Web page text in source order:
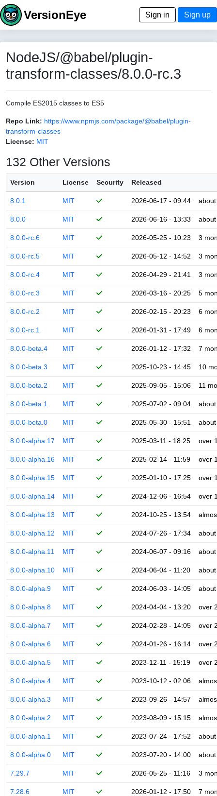
VersionEye Sign in Sign up
NodeJS/@babel/plugin-
transform-classes/8.0.0-rc.3
Compile ES2015 classes to ES5
Repo Link: https://www.npmjs.com/package/@babel/plugin-
transform-classes
License: MIT
132 Other Versions
Version License Security Released
8.0.1 MIT 2026-06-17 - 09:44
8.0.0 MIT 2026-06-16 - 13:33
8.0.0-rc.6 MIT 2026-05-25 - 10:23 3
8.0.0-rc.5 MIT 2026-05-12 - 14:52 3
8.0.0-rc.4 MIT 2026-04-29 - 21:41 3
8.0.0-rc.3 MIT 2026-03-16 - 20:25 5
8.0.0-rc.2 MIT 2026-02-15 - 20:23 6
8.0.0-rc.1 MIT 2026-01-31 - 17:49 6
8.0.0-beta.4 MIT 2026-01-12 - 17:32 7
8.0.0-beta.3 MIT 2025-10-23 - 14:45 10
8.0.0-beta.2 MIT 2025-09-05 - 15:06 11
8.0.0-beta.1 MIT 2025-07-02 - 09:04
8.0.0-beta.0 MIT 2025-05-30 - 15:51
8.0.0-alpha.17 MIT 2025-03-11 - 18:25 over
8.0.0-alpha.16 MIT 2025-02-14 - 11:59 over
8.0.0-alpha.15 MIT 2025-01-10 - 17:25 over
8.0.0-alpha.14 MIT 2024-12-06 - 16:54 over
8.0.0-alpha.13 MIT 2024-10-25 - 13:54
8.0.0-alpha.12 MIT 2024-07-26 - 17:34
8.0.0-alpha.11 MIT 2024-06-07 - 09:16
8.0.0-alpha.10 MIT 2024-06-04 - 11:20
8.0.0-alpha.9 MIT 2024-06-03 - 14:05
8.0.0-alpha.8 MIT 2024-04-04 - 13:20 over
8.0.0-alpha.7 MIT 2024-02-28 - 14:05 over
8.0.0-alpha.6 MIT 2024-01-26 - 16:14 over
8.0.0-alpha.5 MIT 2023-12-11 - 15:19 over
8.0.0-alpha.4 MIT 2023-10-12 - 02:06
8.0.0-alpha.3 MIT 2023-09-26 - 14:57
8.0.0-alpha.2 MIT 2023-08-09 - 15:15
8.0.0-alpha.1 MIT 2023-07-24 - 17:52
8.0.0-alpha.0 MIT 2023-07-20 - 14:00
7.29.7 MIT 2026-05-25 - 11:16 3
7.28.6 MIT 2026-01-12 - 17:50 7